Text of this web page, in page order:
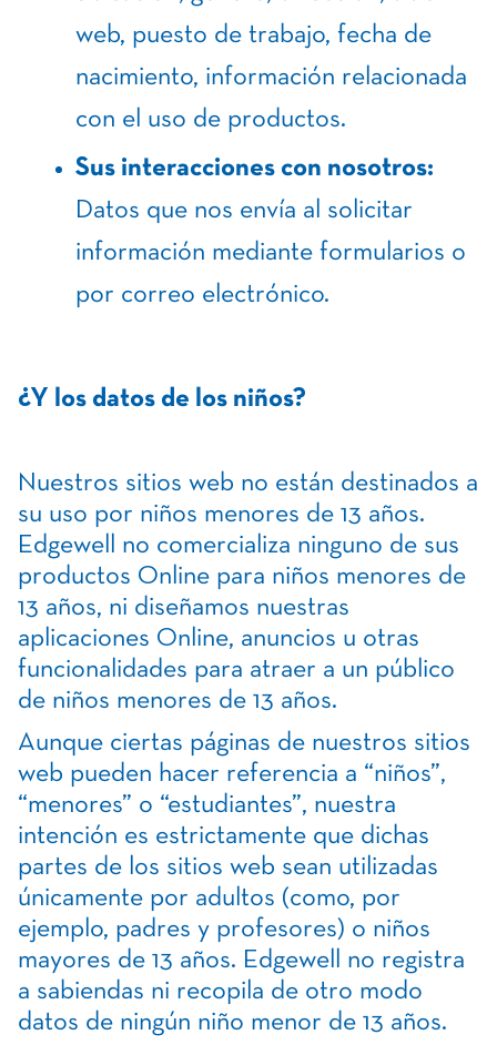
web, puesto de trabajo, fecha de
nacimiento, información relacionada
con el uso de productos.
Sus interacciones con nosotros:
Datos que nos envía al solicitar
información mediante formularios o
por correo electrónico.
¿Y los datos de los niños?
Nuestros sitios web no están destinados a
su uso por niños menores de 13 años.
Edgewell no comercializa ninguno de sus
productos Online para niños menores de
13 años, ni diseñamos nuestras
aplicaciones Online, anuncios u otras
funcionalidades para atraer a un público
de niños menores de 13 años.
Aunque ciertas páginas de nuestros sitios
web pueden hacer referencia a “niños”,
“menores” o “estudiantes”, nuestra
intención es estrictamente que dichas
partes de los sitios web sean utilizadas
únicamente por adultos (como, por
ejemplo, padres y profesores) o niños
mayores de 13 años. Edgewell no registra
a sabiendas ni recopila de otro modo
datos de ningún niño menor de 13 años.